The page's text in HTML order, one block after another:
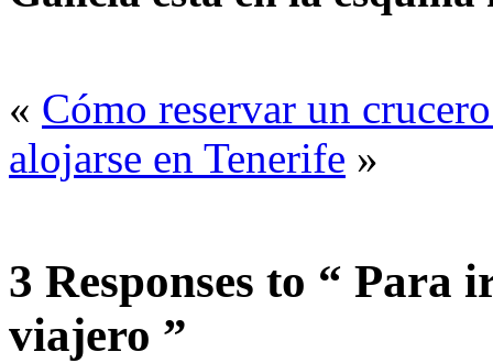
« Cómo reservar un
alojarse en Tenerife »
3 Responses to “ Para
viajero ”